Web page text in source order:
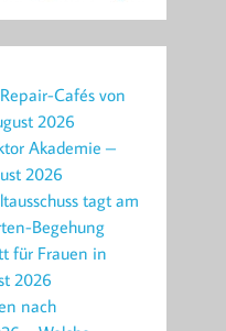
Cafés von
2026
Akademie –
2026
tagt am
Begehung
für Frauen in
2026
nach